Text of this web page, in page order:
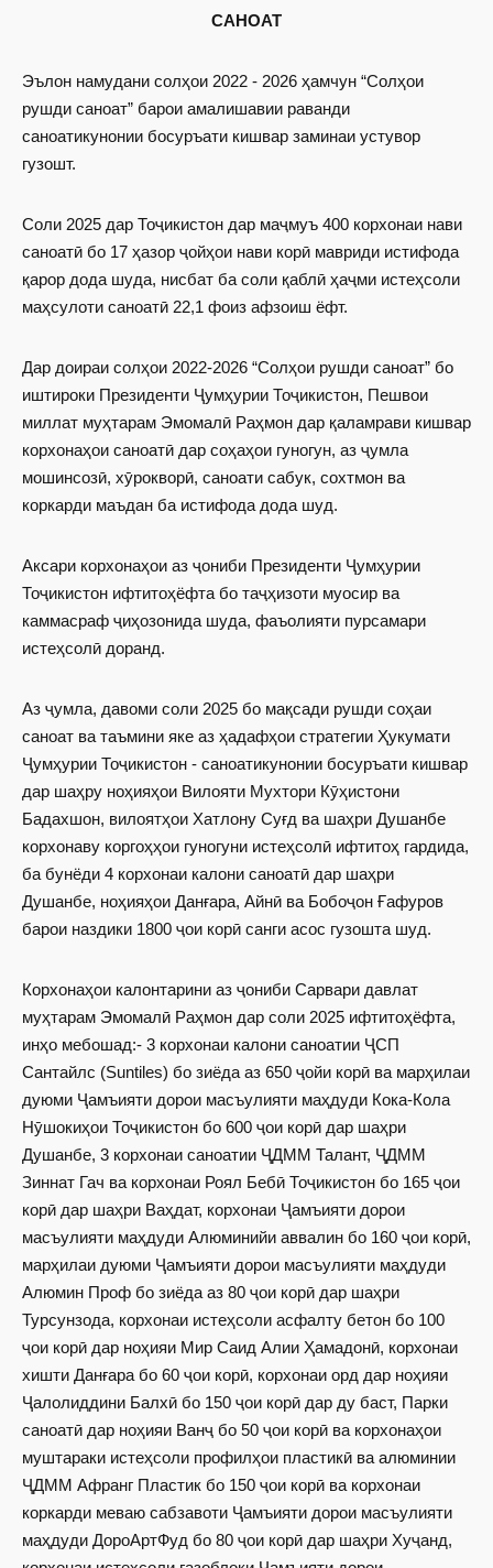
САНОАТ
Эълон намудани солҳои 2022 - 2026 ҳамчун “Солҳои
рушди саноат” барои амалишавии раванди
саноатикунонии босуръати кишвар заминаи устувор
гузошт.
Соли 2025 дар Тоҷикистон дар маҷмуъ 400 корхонаи нави
саноатӣ бо 17 ҳазор ҷойҳои нави корӣ мавриди истифода
қарор дода шуда, нисбат ба соли қаблӣ ҳаҷми истеҳсоли
маҳсулоти саноатӣ 22,1 фоиз афзоиш ёфт.
Дар доираи солҳои 2022-2026 “Солҳои рушди саноат” бо
иштироки Президенти Ҷумҳурии Тоҷикистон, Пешвои
миллат муҳтарам Эмомалӣ Раҳмон дар қаламрави кишвар
корхонаҳои саноатӣ дар соҳаҳои гуногун, аз ҷумла
мошинсозӣ, хӯрокворӣ, саноати сабук, сохтмон ва
коркарди маъдан ба истифода дода шуд.
Аксари корхонаҳои аз ҷониби Президенти Ҷумҳурии
Тоҷикистон ифтитоҳёфта бо таҷҳизоти муосир ва
каммасраф ҷиҳозонида шуда, фаъолияти пурсамари
истеҳсолӣ доранд.
Аз ҷумла, давоми соли 2025 бо мақсади рушди соҳаи
саноат ва таъмини яке аз ҳадафҳои стратегии Ҳукумати
Ҷумҳурии Тоҷикистон - саноатикунонии босуръати кишвар
дар шаҳру ноҳияҳои Вилояти Мухтори Кӯҳистони
Бадахшон, вилоятҳои Хатлону Суғд ва шаҳри Душанбе
корхонаву коргоҳҳои гуногуни истеҳсолӣ ифтитоҳ гардида,
ба бунёди 4 корхонаи калони саноатӣ дар шаҳри
Душанбе, ноҳияҳои Данғара, Айнӣ ва Бобоҷон Ғафуров
барои наздики 1800 ҷои корӣ санги асос гузошта шуд.
Корхонаҳои калонтарини аз ҷониби Сарвари давлат
муҳтарам Эмомалӣ Раҳмон дар соли 2025 ифтитоҳёфта,
инҳо мебошад:- 3 корхонаи калони саноатии ҶСП
Сантайлс (Suntiles) бо зиёда аз 650 ҷойи корӣ ва марҳилаи
дуюми Ҷамъияти дорои масъулияти маҳдуди Кока-Кола
Нӯшокиҳои Тоҷикистон бо 600 ҷои корӣ дар шаҳри
Душанбе, 3 корхонаи саноатии ҶДММ Талант, ҶДММ
Зиннат Гач ва корхонаи Роял Бебӣ Тоҷикистон бо 165 ҷои
корӣ дар шаҳри Ваҳдат, корхонаи Ҷамъияти дорои
масъулияти маҳдуди Алюминийи аввалин бо 160 ҷои корӣ,
марҳилаи дуюми Ҷамъияти дорои масъулияти маҳдуди
Алюмин Проф бо зиёда аз 80 ҷои корӣ дар шаҳри
Турсунзода, корхонаи истеҳсоли асфалту бетон бо 100
ҷои корӣ дар ноҳияи Мир Саид Алии Ҳамадонӣ, корхонаи
хишти Данғара бо 60 ҷои корӣ, корхонаи орд дар ноҳияи
Ҷалолиддини Балхӣ бо 150 ҷои корӣ дар ду баст, Парки
саноатӣ дар ноҳияи Ванҷ бо 50 ҷои корӣ ва корхонаҳои
муштараки истеҳсоли профилҳои пластикӣ ва алюминии
ҶДММ Афранг Пластик бо 150 ҷои корӣ ва корхонаи
коркарди меваю сабзавоти Ҷамъияти дорои масъулияти
маҳдуди ДороАртФуд бо 80 ҷои корӣ дар шаҳри Хуҷанд,